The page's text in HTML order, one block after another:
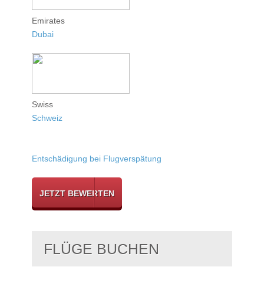
Emirates
Dubai
Swiss
Schweiz
Entschädigung bei Flugverspätung
JETZT BEWERTEN
FLÜGE BUCHEN